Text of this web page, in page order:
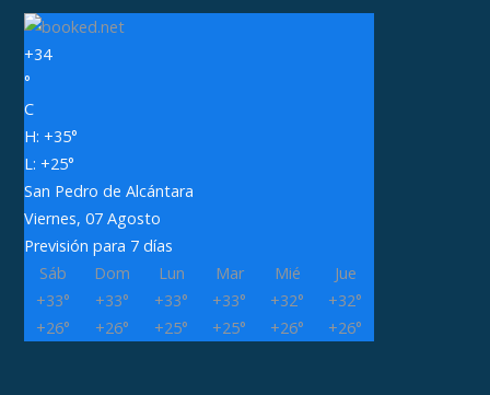
+34
°
C
H: +35°
L: +25°
San Pedro de Alcántara
Viernes, 07 Agosto
Previsión para 7 días
Sáb
Dom Lun Mar Mié
Jue
+33° +33° +33° +33° +32° +32°
+26° +26° +25° +25° +26° +26°